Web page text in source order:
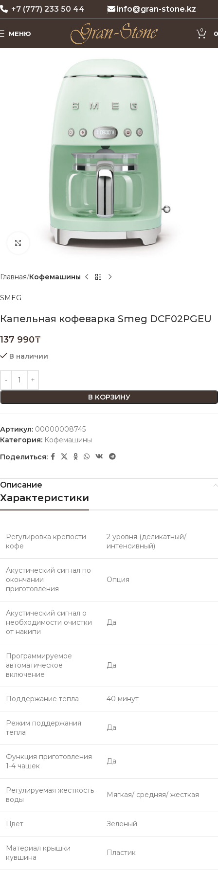
+7 (777) 233 50 44 info@gran-stone.kz
МЕНЮ 0 0
Нажмите, чтобы увеличить
Главная Кофемашины
SMEG
Капельная кофеварка Smeg DCF02PGEU
137 990₸
В наличии
В КОРЗИНУ
Артикул: 00000008745
Категория: Кофемашины
Поделиться:
Описание
Характеристики
Регулировка крепости
кофе
2 уровня (деликатный/
интенсивный)
Акустический сигнал по
окончании
приготовления
Опция
Акустический сигнал о
необходимости очистки
от накипи
Да
Программируемое
автоматическое
включение
Да
Поддержание тепла 40 минут
Режим поддержания
тепла
Да
Функция приготовления
1-4 чашек
Да
Регулируемая жесткость
воды
Мягкая/ средняя/ жесткая
Цвет Зеленый
Материал крышки
кувшина
Пластик